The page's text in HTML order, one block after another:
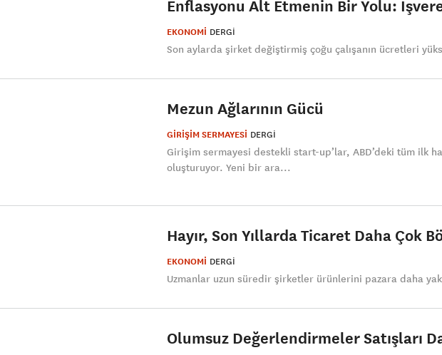
Enflasyonu Alt Etmenin Bir Yolu:
EKONOMİ DERGI
Son aylarda şirket değiştirmiş çoğu çalışanın ücretleri
Mezun Ağlarının Gücü
GİRİŞİM SERMAYESİ DERGI
​Girişim sermayesi destekli start-up’lar, ABD’deki tüm ilk
oluşturuyor. Yeni bir ara...
Hayır, Son Yıllarda Ticaret Daha Çok
EKONOMİ DERGI
Uzmanlar uzun süredir şirketler ürünlerini pazara daha
Olumsuz Değerlendirmeler Satışları